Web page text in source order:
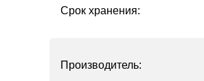
Срок хранения:
Производитель: